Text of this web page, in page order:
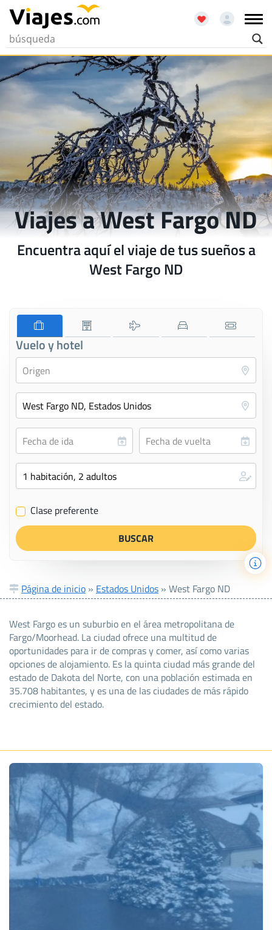
Viajes a West Fargo ND
Encuentra aquí el viaje de tus sueños a
West Fargo ND
Vuelo y hotel
✔ Clase preferente
Página de inicio » Estados Unidos » West Fargo ND
West Fargo es un suburbio en el área metropolitana de
Fargo/Moorhead. La ciudad ofrece una multitud de
oportunidades para ir de compras y comer, así como varias
opciones de alojamiento. Es la quinta ciudad más grande del
estado de Dakota del Norte, con una población estimada en
35.708 habitantes, y es una de las ciudades de más rápido
crecimiento del estado.